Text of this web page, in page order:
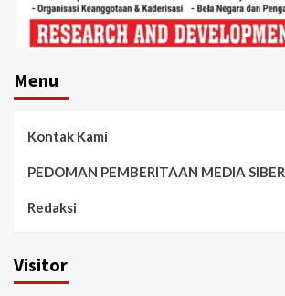
Menu
Kontak Kami
PEDOMAN PEMBERITAAN MEDIA SIBER
Redaksi
Visitor